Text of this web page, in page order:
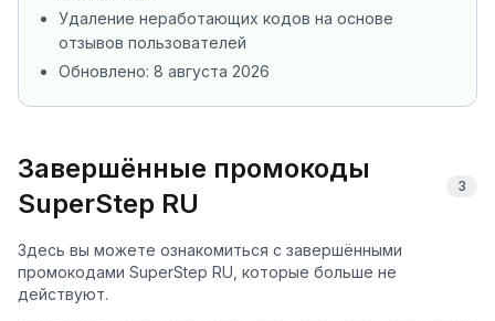
Удаление неработающих кодов на основе
отзывов пользователей
Обновлено: 8 августа 2026
Завершённые промокоды
SuperStep RU
3
Здесь вы можете ознакомиться с завершёнными
промокодами SuperStep RU, которые больше не
действуют.